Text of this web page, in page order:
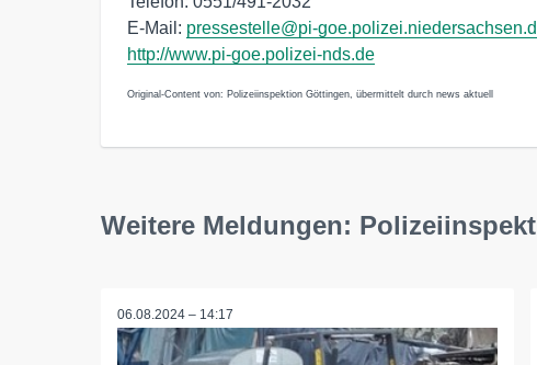
E-Mail: pressestelle@pi-
http://www.pi-goe.polizei-nds.de
Original-Content von: Polizeiinspektion Göttingen, übermittelt durch news aktuell
Weitere Meldungen:
06.08.2024 – 14:17